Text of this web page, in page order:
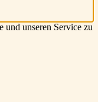
und unseren Service zu